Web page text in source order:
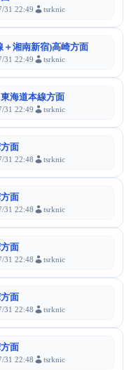
31 22:49 tsrknic
＋湘南新宿)高崎方面
31 22:49 tsrknic
海道本線方面
31 22:49 tsrknic
面
31 22:48 tsrknic
面
31 22:48 tsrknic
面
31 22:48 tsrknic
面
31 22:48 tsrknic
面
31 22:48 tsrknic